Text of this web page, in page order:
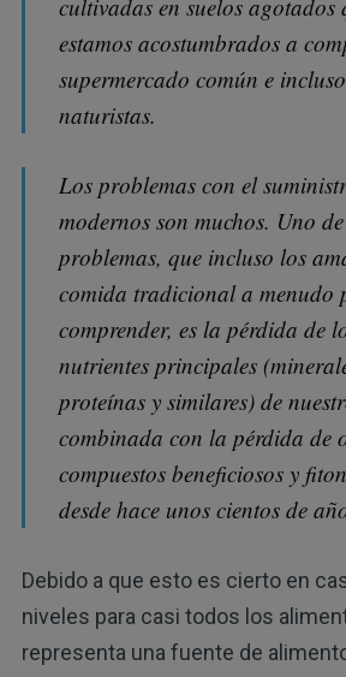
cultivadas en suelos agotados
estamos acostumbrados a
supermercado común e
naturistas.
Los problemas con el
modernos son muchos. Uno
problemas, que incluso los
comida tradicional a menudo
comprender, es la pérdida de
nutrientes principales
proteínas y similares) de
combinada con la pérdida de
compuestos beneficiosos y
desde hace unos cientos de
Debido a que esto es cierto en
niveles para casi todos los
representa una fuente de